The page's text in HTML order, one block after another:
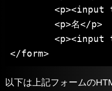
</form>
以下は上記フォームの